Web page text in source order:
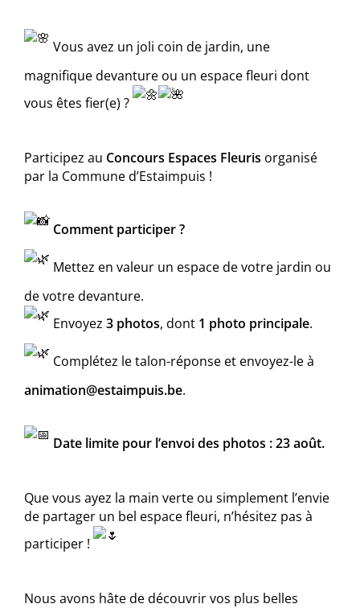
Vous avez un joli coin de jardin, une
magnifique devanture ou un espace fleuri dont
vous êtes fier(e) ?
Participez au Concours Espaces Fleuris organisé
par la Commune d’Estaimpuis !
Comment participer ?
Mettez en valeur un espace de votre jardin ou
de votre devanture.
Envoyez 3 photos, dont 1 photo principale.
Complétez le talon-réponse et envoyez-le à
animation@estaimpuis.be.
Date limite pour l’envoi des photos : 23 août.
Que vous ayez la main verte ou simplement l’envie
de partager un bel espace fleuri, n’hésitez pas à
participer !
Nous avons hâte de découvrir vos plus belles